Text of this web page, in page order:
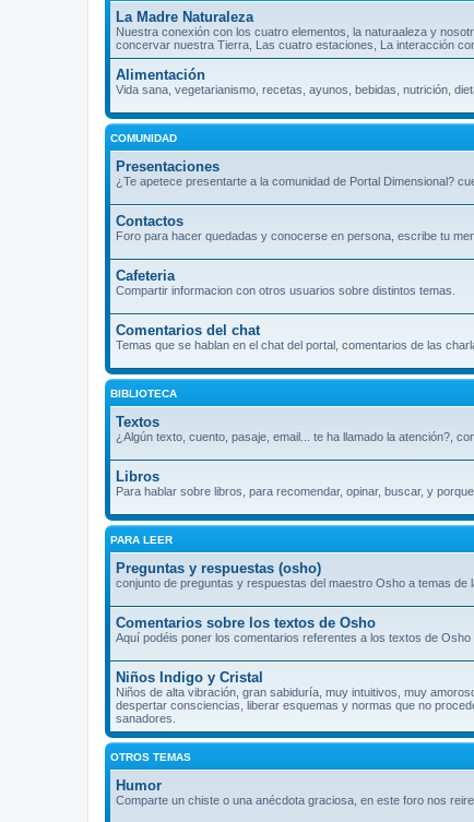
La Madre Naturaleza
Nuestra conexión con los cuatro elementos, la naturaaleza y
concervar nuestra Tierra, Las cuatro estaciones, La interacción
Alimentación
Vida sana, vegetarianismo, recetas, ayunos, bebidas, nutrición,
COMUNIDAD
Presentaciones
¿Te apetece presentarte a la comunidad de Portal Dimensional?
Contactos
Foro para hacer quedadas y conocerse en persona, escribe tu
Cafeteria
Compartir informacion con otros usuarios sobre distintos temas.
Comentarios del chat
Temas que se hablan en el chat del portal, comentarios de las
BIBLIOTECA
Textos
¿Algún texto, cuento, pasaje, email... te ha llamado la atención?,
Libros
Para hablar sobre libros, para recomendar, opinar, buscar, y
PARA LEER
Preguntas y respuestas (osho)
conjunto de preguntas y respuestas del maestro Osho a temas de
Comentarios sobre los textos de Osho
Aquí podéis poner los comentarios referentes a los textos de Osho
Niños Indigo y Cristal
Niños de alta vibración, gran sabiduría, muy intuitivos, muy
despertar consciencias, liberar esquemas y normas que no
sanadores.
OTROS TEMAS
Humor
Comparte un chiste o una anécdota graciosa, en este foro nos